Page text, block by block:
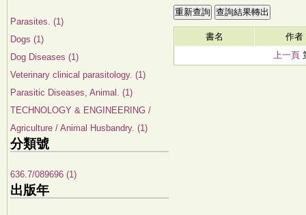
Parasites. (1)
Dogs (1)
Dog Diseases (1)
Veterinary clinical parasitology. (1)
Parasitic Diseases, Animal. (1)
TECHNOLOGY & ENGINEERING /
Agriculture / Animal Husbandry. (1)
分類號
636.7/089696 (1)
出版年
書名
作者
上一頁